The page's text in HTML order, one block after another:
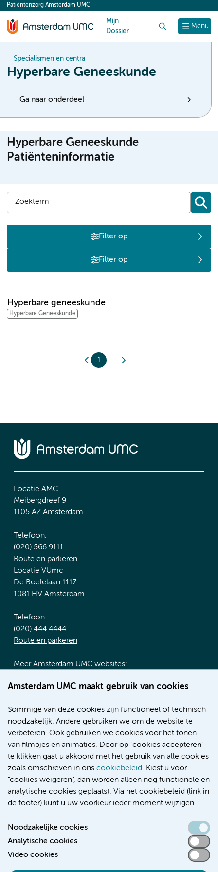
content
Amsterdam UMC maakt gebruik van cookies
Sommige van deze cookies zijn functioneel of technisch
noodzakelijk. Andere gebruiken we om de website te
verbeteren. Ook gebruiken we cookies voor het tonen
van filmpjes en animaties. Door op "cookies accepteren"
te klikken gaat u akkoord met het gebruik van alle cookies
zoals omschreven in ons cookiebeleid. Kiest u voor
"cookies weigeren", dan worden alleen nog functionele en
analytische cookies geplaatst. Via het cookiebeleid (link in
de footer) kunt u uw voorkeur ieder moment wijzigen.
Noodzakelijke cookies
Analytische cookies
Video cookies
Menu
Patiëntenzorg Amsterdam UMC
Mijn
Dossier
Specialismen en centra
Hyperbare Geneeskunde
Ga naar onderdeel
Hyperbare Geneeskunde
Patiënteninformatie
Filter op
Filter op
Hyperbare geneeskunde
Hyperbare Geneeskunde
1
Locatie AMC
Meibergdreef 9
1105 AZ Amsterdam
Telefoon:
(020) 566 9111
Route en parkeren
Locatie VUmc
De Boelelaan 1117
1081 HV Amsterdam
Telefoon:
(020) 444 4444
Route en parkeren
Meer Amsterdam UMC websites:
Werken bij Amsterdam UMC
Nieuws
Research
Educatie locatie AMC
Educatie locatie VUmc
Verwijzen & diagnostiek
Toegankelijkheidsverklaring
Responsible disclosure